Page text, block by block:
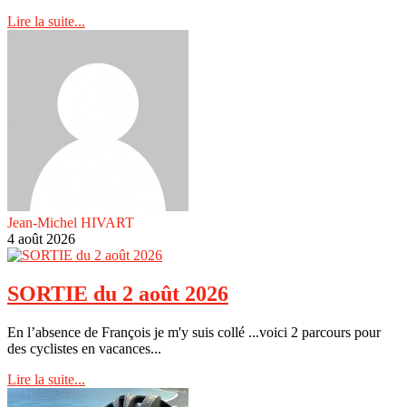
Lire la suite...
Jean-Michel HIVART
4 août 2026
SORTIE du 2 août 2026
En l’absence de François je m'y suis collé ...voici 2 parcours pour
des cyclistes en vacances...
Lire la suite...